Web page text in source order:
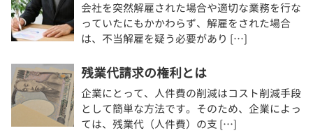
会社を突然解雇された場合や適切な業務を行な
っていたにもかかわらず、解雇をされた場合
は、不当解雇を疑う必要があり […]
残業代請求の権利とは
企業にとって、人件費の削減はコスト削減手段
として簡単な方法です。そのため、企業によっ
ては、残業代（人件費）の支 […]